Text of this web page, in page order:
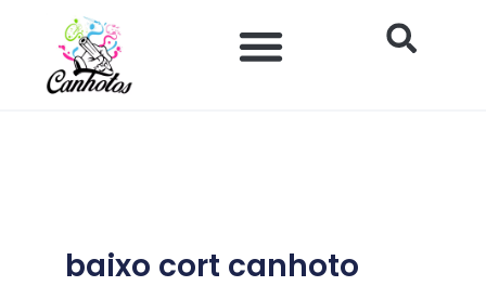
baixo cort canhoto